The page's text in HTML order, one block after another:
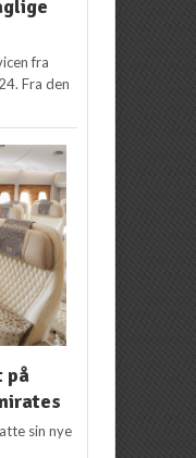
fra
Fra den
på
sin nye